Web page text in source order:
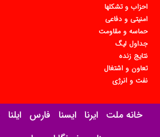
احزاب و تشکلها
امنیتی و دفاعی
حماسه و مقاومت
جداول لیگ
نتایج زنده
تعاون و اشتغال
نفت و انرژی
خانه ملت ایرنا ایسنا فارس ایلنا